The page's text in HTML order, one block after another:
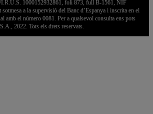
I.R.U.S. 1000152932861, foli 873, full B-1561, NIF
a la supervisió del Banc d’Espanya i inscrita en el
amb el número 0081. Per a qualsevol consulta ens pots
2022. Tots els drets reservats.